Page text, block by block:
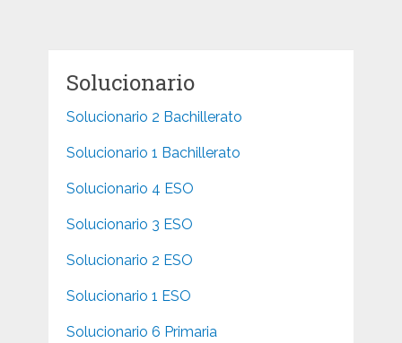
Solucionario
Solucionario 2 Bachillerato
Solucionario 1 Bachillerato
Solucionario 4 ESO
Solucionario 3 ESO
Solucionario 2 ESO
Solucionario 1 ESO
Solucionario 6 Primaria